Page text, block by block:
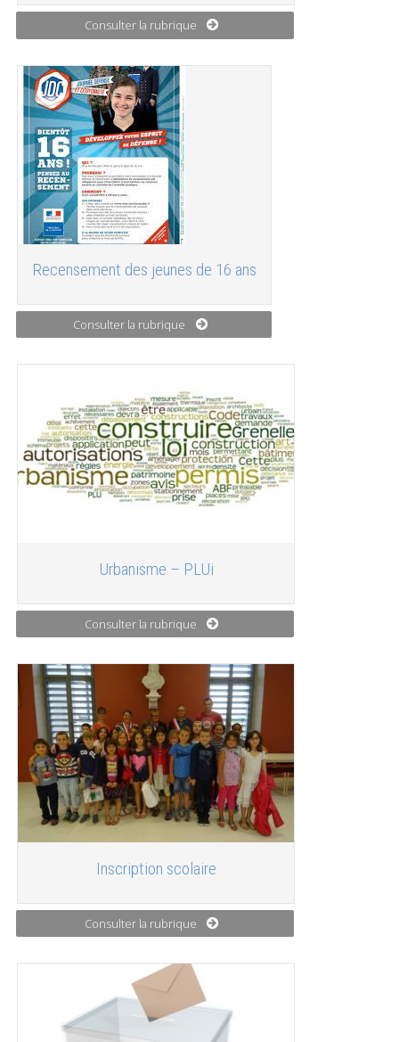
Consulter la rubrique
Recensement des jeunes de 16 ans
Consulter la rubrique
Urbanisme – PLUi
Consulter la rubrique
Inscription scolaire
Consulter la rubrique